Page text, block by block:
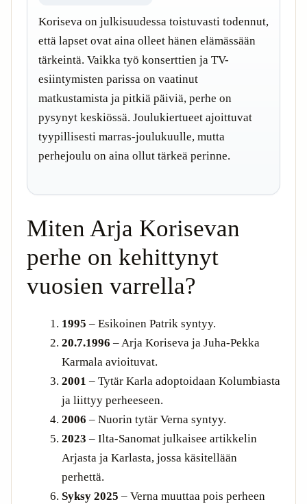
Koriseva on julkisuudessa toistuvasti todennut,
että lapset ovat aina olleet hänen elämässään
tärkeintä. Vaikka työ konserttien ja TV-
esiintymisten parissa on vaatinut
matkustamista ja pitkiä päiviä, perhe on
pysynyt keskiössä. Joulukiertueet ajoittuvat
tyypillisesti marras-joulukuulle, mutta
perhejoulu on aina ollut tärkeä perinne.
Miten Arja Korisevan
perhe on kehittynyt
vuosien varrella?
1995 – Esikoinen Patrik syntyy.
20.7.1996 – Arja Koriseva ja Juha-Pekka
Karmala avioituvat.
2001 – Tytär Karla adoptoidaan Kolumbiasta
ja liittyy perheeseen.
2006 – Nuorin tytär Verna syntyy.
2023 – Ilta-Sanomat julkaisee artikkelin
Arjasta ja Karlasta, jossa käsitellään
perhettä.
Syksy 2025 – Verna muuttaa pois perheen